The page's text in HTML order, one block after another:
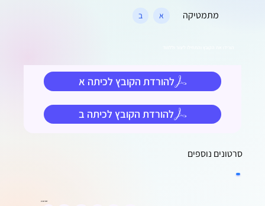
סרטונים נוספים
שש שבע
מתמטיקה א ב
להורדת הקובץ לכיתה א
להורדת הקובץ לכיתה ב